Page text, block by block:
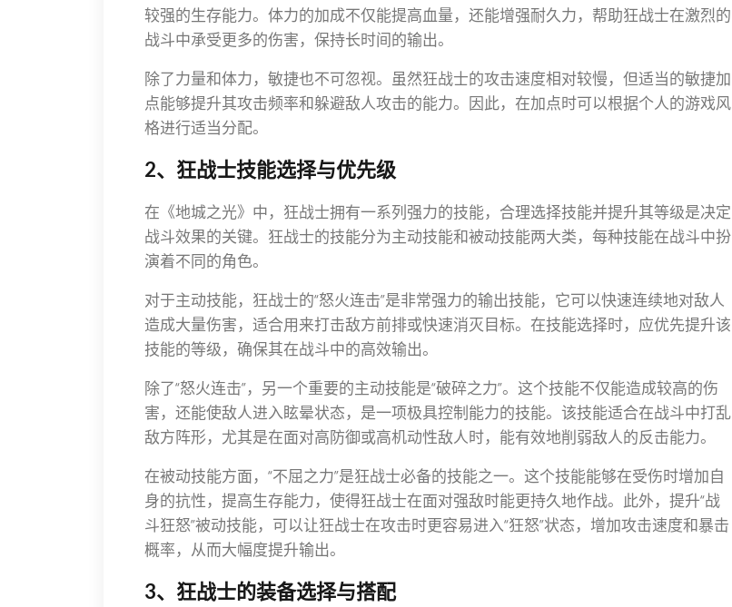
较强的生存能力。体力的加成不仅能提高血量，还能增强耐久力，帮助狂战士在激烈的
战斗中承受更多的伤害，保持长时间的输出。
除了力量和体力，敏捷也不可忽视。虽然狂战士的攻击速度相对较慢，但适当的敏捷加
点能够提升其攻击频率和躲避敌人攻击的能力。因此，在加点时可以根据个人的游戏风
格进行适当分配。
2、狂战士技能选择与优先级
在《地城之光》中，狂战士拥有一系列强力的技能，合理选择技能并提升其等级是决定
战斗效果的关键。狂战士的技能分为主动技能和被动技能两大类，每种技能在战斗中扮
演着不同的角色。
对于主动技能，狂战士的“怒火连击”是非常强力的输出技能，它可以快速连续地对敌人
造成大量伤害，适合用来打击敌方前排或快速消灭目标。在技能选择时，应优先提升该
技能的等级，确保其在战斗中的高效输出。
除了“怒火连击”，另一个重要的主动技能是“破碎之力”。这个技能不仅能造成较高的伤
害，还能使敌人进入眩晕状态，是一项极具控制能力的技能。该技能适合在战斗中打乱
敌方阵形，尤其是在面对高防御或高机动性敌人时，能有效地削弱敌人的反击能力。
在被动技能方面，“不屈之力”是狂战士必备的技能之一。这个技能能够在受伤时增加自
身的抗性，提高生存能力，使得狂战士在面对强敌时能更持久地作战。此外，提升“战
斗狂怒”被动技能，可以让狂战士在攻击时更容易进入“狂怒”状态，增加攻击速度和暴击
概率，从而大幅度提升输出。
3、狂战士的装备选择与搭配